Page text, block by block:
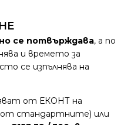
се потвърждава, а по
и времето за
се изпълнява на
от ЕКОНТ на
от стандартните) или